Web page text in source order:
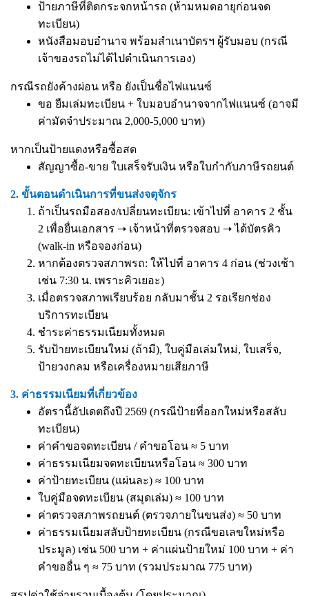
ป้ายภาษีที่ติดกระจกหน้ารถ (ห้ามหมดอายุก่อนจด
ทะเบียน)
หนังสือมอบอำนาจ พร้อมสำเนาบัตรฯ ผู้รับมอบ (กรณี
เจ้าของรถไม่ได้ไปดำเนินการเอง)
กรณีรถยังค้างผ่อน หรือ ยังเป็นชื่อไฟแนนซ์
ขอ ยืมเล่มทะเบียน + ใบมอบอำนาจจากไฟแนนซ์ (อาจมี
ค่ามัดจำประมาณ 2,000-5,000 บาท)
หากเป็นป้ายแดงหรือซื้อสด
สัญญาซื้อ-ขาย ใบเสร็จรับเงิน หรือใบกำกับภาษีรถยนต์
2. ขั้นตอนดำเนินการที่ขนส่งจตุจักร
ถ้าเป็นรถมือสอง/เปลี่ยนทะเบียน: เข้าไปที่ อาคาร 2 ชั้น
2 เพื่อยื่นเอกสาร ➝ เจ้าหน้าที่ตรวจสอบ ➝ ได้บัตรคิว
(walk-in หรือจองก่อน)
หากต้องตรวจสภาพรถ: ให้ไปที่ อาคาร 4 ก่อน (ช่วงเช้า
เช่น 7:30 น. เพราะคิวเยอะ)
เมื่อตรวจสภาพเรียบร้อย กลับมาชั้น 2 รอเรียกช่อง
บริการทะเบียน
ชำระค่าธรรมเนียมทั้งหมด
รับป้ายทะเบียนใหม่ (ถ้ามี), ใบคู่มือเล่มใหม่, ใบเสร็จ,
ป้ายวงกลม หรือเครื่องหมายเสียภาษี
3. ค่าธรรมเนียมที่เกี่ยวข้อง
อัตรานี้อัปเดตถึงปี 2569 (กรณีป้ายที่ออกใหม่หรือสลับ
ทะเบียน)
ค่าคำขอจดทะเบียน / คำขอโอน ≈ 5 บาท
ค่าธรรมเนียมจดทะเบียนหรือโอน ≈ 300 บาท
ค่าป้ายทะเบียน (แผ่นละ) ≈ 100 บาท
ใบคู่มือจดทะเบียน (สมุดเล่ม) ≈ 100 บาท
ค่าตรวจสภาพรถยนต์ (ตรวจภายในขนส่ง) ≈ 50 บาท
ค่าธรรมเนียมสลับป้ายทะเบียน (กรณีขอเลขใหม่หรือ
ประมูล) เช่น 500 บาท + ค่าแผ่นป้ายใหม่ 100 บาท + ค่า
คำขออื่น ๆ ≈ 75 บาท (รวมประมาณ 775 บาท)